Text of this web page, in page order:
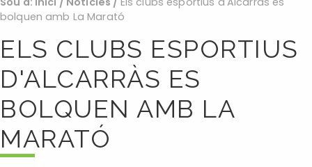
bolquen amb La Marató
ELS CLUBS ESPORTIUS
D'ALCARRÀS ES
BOLQUEN AMB LA
MARATÓ